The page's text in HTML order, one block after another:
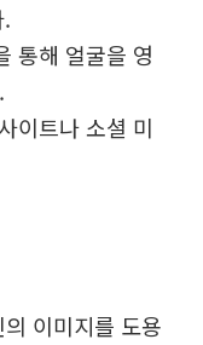
통해 얼굴을 영
이트나 소셜 미
이미지를 도용